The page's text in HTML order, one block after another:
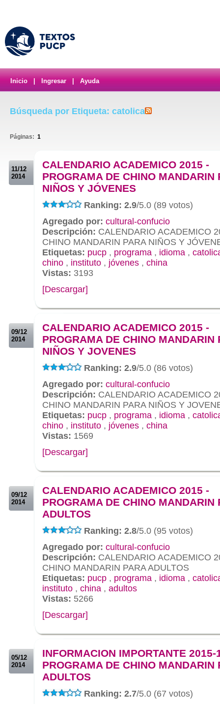
Inicio Ingresar Ayuda
Búsqueda por Etiqueta: catolica
Páginas: 1
11/12
2014
CALENDARIO ACADEMICO 2015 -
PROGRAMA DE CHINO MANDARIN
NIÑOS Y JÓVENES
Ranking: 2.9/5.0 (89 votos)
Agregado por: cultural-confucio
Descripción: CALENDARIO ACADEMICO
CHINO MANDARIN PARA NIÑOS Y
Etiquetas: pucp , programa , idioma ,
chino , instituto , jóvenes , china
Vistas: 3193
[Descargar]
09/12
2014
CALENDARIO ACADEMICO 2015 -
PROGRAMA DE CHINO MANDARIN
NIÑOS Y JOVENES
Ranking: 2.9/5.0 (86 votos)
Agregado por: cultural-confucio
Descripción: CALENDARIO ACADEMICO
CHINO MANDARIN PARA NIÑOS Y
Etiquetas: pucp , programa , idioma ,
chino , instituto , jóvenes , china
Vistas: 1569
[Descargar]
09/12
2014
CALENDARIO ACADEMICO 2015 -
PROGRAMA DE CHINO MANDARIN
ADULTOS
Ranking: 2.8/5.0 (95 votos)
Agregado por: cultural-confucio
Descripción: CALENDARIO ACADEMICO
CHINO MANDARIN PARA ADULTOS
Etiquetas: pucp , programa , idioma ,
instituto , china , adultos
Vistas: 5266
[Descargar]
05/12
2014
INFORMACION IMPORTANTE 2015-
PROGRAMA DE CHINO MANDARIN
ADULTOS
Ranking: 2.7/5.0 (67 votos)